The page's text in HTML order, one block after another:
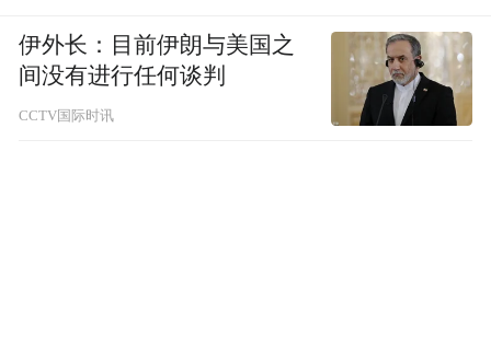
伊外长：目前伊朗与美国之
间没有进行任何谈判
CCTV国际时讯